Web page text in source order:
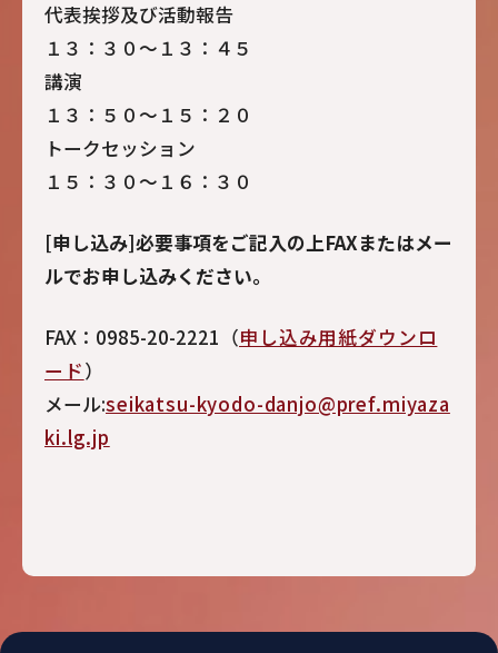
代表挨拶及び活動報告
１３：３０～１３：４５
講演
１３：５０～１５：２０
トークセッション
１５：３０～１６：３０
[申し込み]必要事項をご記入の上FAXまたはメー
ルでお申し込みください。
FAX：0985-20-2221（申し込み用紙ダウンロ
ード）
メール:seikatsu-kyodo-danjo@pref.miyaza
ki.lg.jp